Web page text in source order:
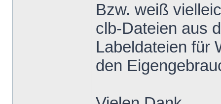
Bzw. weiß
clb-Dateien aus
Labeldateien für
den